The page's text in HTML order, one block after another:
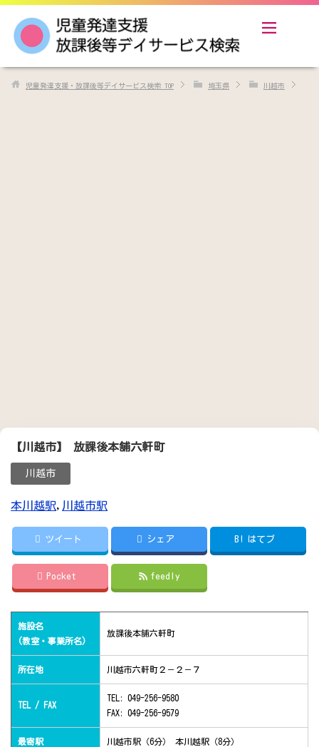
児童発達支援・放課後等デイサービス検索 TOP 埼玉県 川越市
【川越市】 放課後本舗六軒町
川越市
本川越駅, 川越市駅
ツイート シェア B! はてブ
Pocket feedly
施設名
(教室・事業所名)
放課後本舗六軒町
所在地 川越市六軒町２－２－７
TEL / FAX
TEL: 049-256-9580
FAX: 049-256-9579
最寄駅 川越市駅（6分） 本川越駅（8分）